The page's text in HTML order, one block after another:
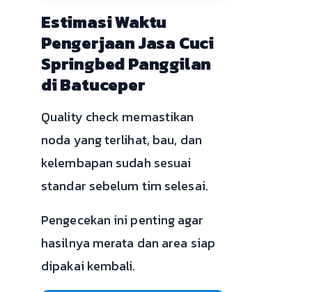
Estimasi Waktu
Pengerjaan Jasa Cuci
Springbed Panggilan
di Batuceper
Quality check memastikan
noda yang terlihat, bau, dan
kelembapan sudah sesuai
standar sebelum tim selesai.
Pengecekan ini penting agar
hasilnya merata dan area siap
dipakai kembali.